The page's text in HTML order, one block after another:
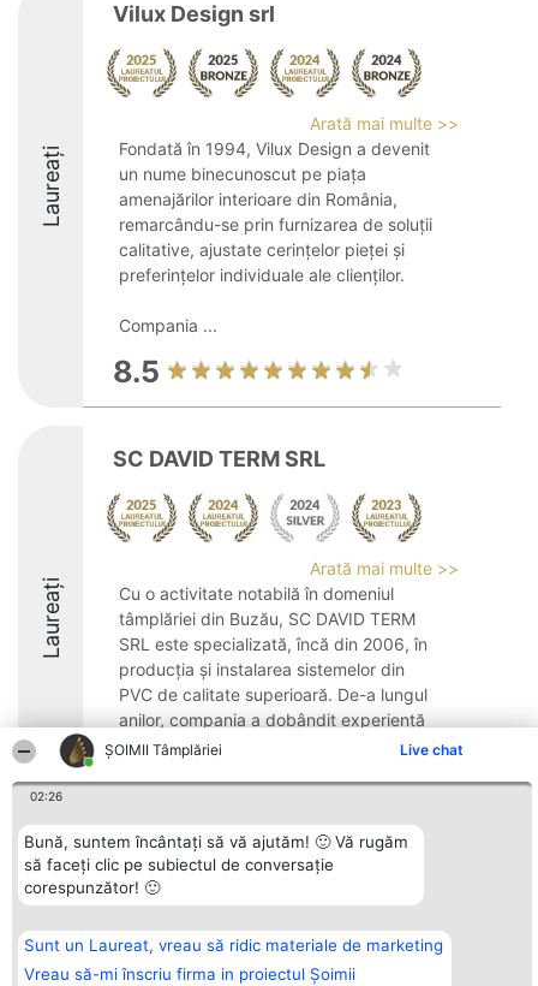
ȘOIMII Tâmplăriei Live chat
02:26
Bună, suntem încântați să vă ajutăm! 🙂 Vă rugăm
să faceți clic pe subiectul de conversație
corespunzător! 🙂
Sunt un Laureat, vreau să ridic materiale de marketing
Vreau să-mi înscriu firma in proiectul Șoimii
Laureați
Vilux Design srl
Arată mai multe >>
Fondată în 1994, Vilux Design a devenit
un nume binecunoscut pe piața
amenajărilor interioare din România,
remarcându-se prin furnizarea de soluții
calitative, ajustate cerințelor pieței și
preferințelor individuale ale clienților.
Compania ...
8.5
Laureați
SC DAVID TERM SRL
Arată mai multe >>
Cu o activitate notabilă în domeniul
tâmplăriei din Buzău, SC DAVID TERM
SRL este specializată, încă din 2006, în
producția și instalarea sistemelor din
PVC de calitate superioară. De-a lungul
anilor, compania a dobândit experiență
care permite ...
8.4
Organizator Ranking
BRIGHT SOLUTIONS BR SRL
Aleea Timisul De Sus 2 Bl. A30
Sc. A Et. 4 Ap. 13 Cod 061952
București
tel: +40 770 990 492
Plebiscyt
Lista Tuturor
Laureaților
Reguli
Politica de